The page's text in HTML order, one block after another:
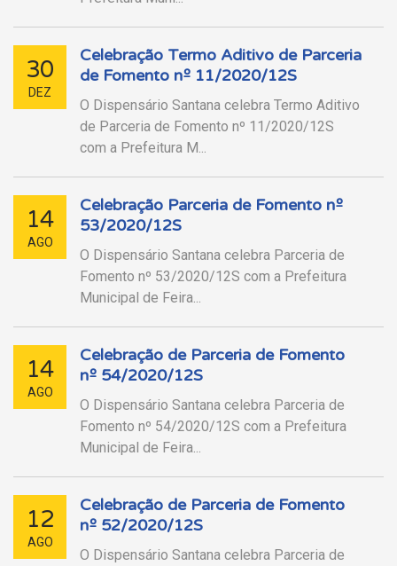
30
DEZ
Celebração Termo Aditivo de Parceria
de Fomento nº 11/2020/12S
O Dispensário Santana celebra Termo Aditivo
de Parceria de Fomento nº 11/2020/12S
com a Prefeitura M...
14
AGO
Celebração Parceria de Fomento nº
53/2020/12S
O Dispensário Santana celebra Parceria de
Fomento nº 53/2020/12S com a Prefeitura
Municipal de Feira...
14
AGO
Celebração de Parceria de Fomento
nº 54/2020/12S
O Dispensário Santana celebra Parceria de
Fomento nº 54/2020/12S com a Prefeitura
Municipal de Feira...
12
AGO
Celebração de Parceria de Fomento
nº 52/2020/12S
O Dispensário Santana celebra Parceria de